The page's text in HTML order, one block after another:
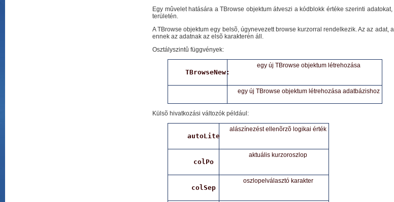
Egy mûvelet hatására a TBrowse objektum átveszi a kódblokk értéke szerinti
területén.
A TBrowse objektum egy belsõ, úgynevezett browse kurzorral rendelkezik. Az az
ennek az adatnak az elsõ karakterén áll.
Osztályszintû függvények:
TBrowseNew:
egy új TBrowse objektum létrehozása
egy új TBrowse objektum létrehozása adatbázishoz
Külsõ hivatkozási változók például:
autoLite
alászínezést ellenõrzõ logikai érték
colPo
aktuális kurzoroszlop
colSep
oszlopelválasztó karakter